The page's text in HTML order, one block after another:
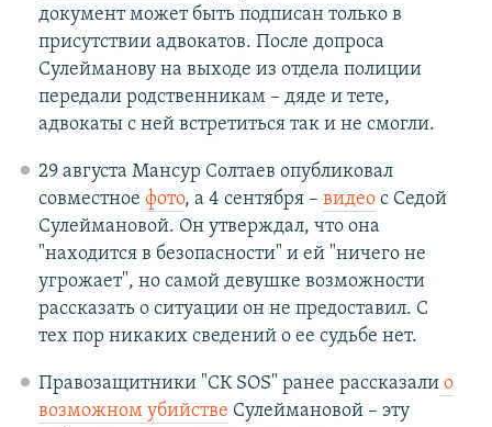
документ может быть подписан только в
присутствии адвокатов. После допроса
Сулейманову на выходе из отдела полиции
передали родственникам – дяде и тете,
адвокаты с ней встретиться так и не смогли.
29 августа Мансур Солтаев опубликовал
совместное фото, а 4 сентября – видеос Седой
Сулеймановой. Он утверждал, что она
"находится в безопасности" и ей "ничего не
угрожает", но самой девушке возможности
рассказать о ситуации он не предоставил. С
тех пор никаких сведений о ее судьбе нет.
Правозащитники "СК SOS" ранее рассказалио
возможном убийстве Сулеймановой – эту